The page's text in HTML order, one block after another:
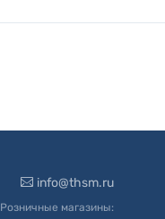
info@thsm.ru
Розничные магазины: